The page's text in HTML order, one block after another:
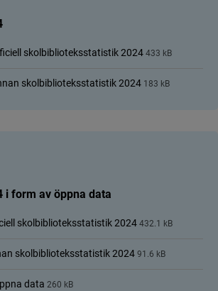
skolbiblioteksstatistik 2024 433 kB
skolbiblioteksstatistik 2024 183 kB
i form av öppna data
skolbiblioteksstatistik 2024 432.1 kB
skolbiblioteksstatistik 2024 91.6 kB
data 260 kB